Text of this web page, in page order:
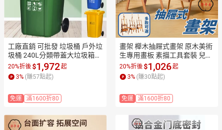
工廠直銷 可批發 垃圾桶 戶外垃
圾桶 240L分類帶蓋大垃圾箱大
容量戶外環衛小區物業大號翻
蓋垃圾桶批發特惠/快速出貨ZZ
095
20%折後$1,972起
3% (賺57點起)
免運 滿1600折80
畫架 櫸木抽屜式畫架 原木美術
生專用畫板 素描工具套裝 兒童
支架式 油畫架 工廠直銷 全館折
扣 免運 開立發票 z5513
20%折後$1,026起
3% (賺30點起)
免運 滿1600折80